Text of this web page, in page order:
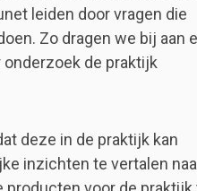
leiden door vragen die
Zo dragen we bij aan
de praktijk
deze in de praktijk kan
inzichten te vertalen